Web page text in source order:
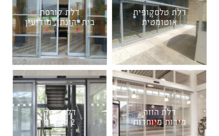
דלת טלסקופית
אוטומטית
דלת קורסת
בית יהונתן, מודיעין
דלת הזזה
מידות מיוחדות
דלת הזזה
2 כנפיים